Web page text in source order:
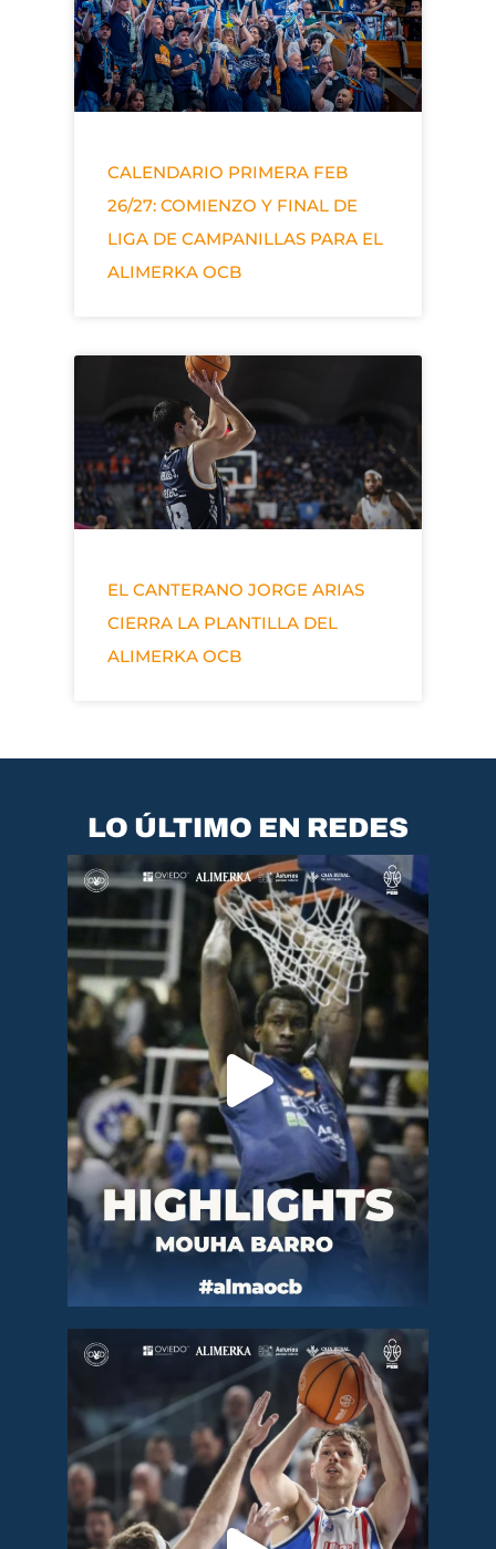
CALENDARIO PRIMERA FEB
26/27: COMIENZO Y FINAL DE
LIGA DE CAMPANILLAS PARA EL
ALIMERKA OCB
EL CANTERANO JORGE ARIAS
CIERRA LA PLANTILLA DEL
ALIMERKA OCB
LO ÚLTIMO EN REDES